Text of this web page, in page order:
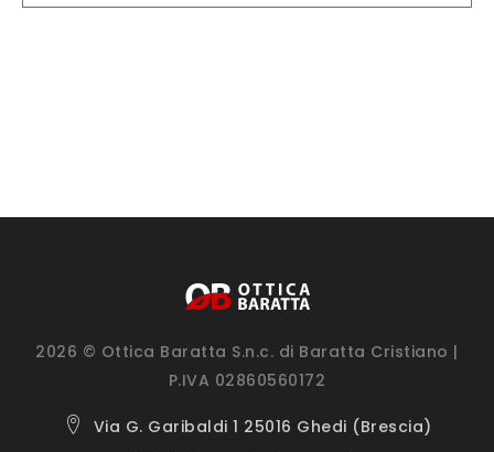
2026 © Ottica Baratta S.n.c. di Baratta Cristiano |
P.IVA 02860560172
Via G. Garibaldi 1 25016 Ghedi (Brescia)